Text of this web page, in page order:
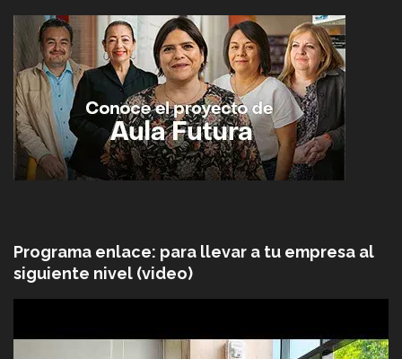
Programa enlace: para llevar a tu empresa al
siguiente nivel (video)